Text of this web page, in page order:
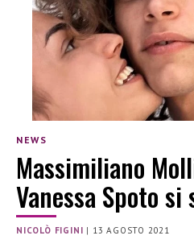
NEWS
Massimiliano
Vanessa Spoto
NICOLÒ FIGINI | 13 AGOSTO 2021